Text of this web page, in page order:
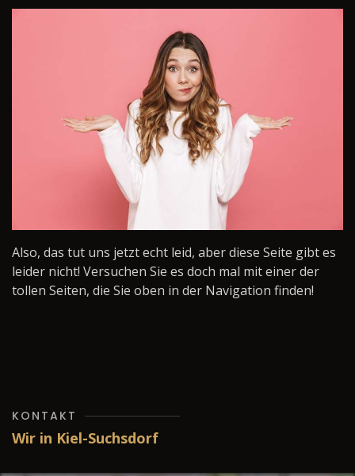
Also, das tut uns jetzt echt leid, aber diese Seite gibt es
leider nicht! Versuchen Sie es doch mal mit einer der
tollen Seiten, die Sie oben in der Navigation finden!
KONTAKT
Wir in Kiel-Suchsdorf